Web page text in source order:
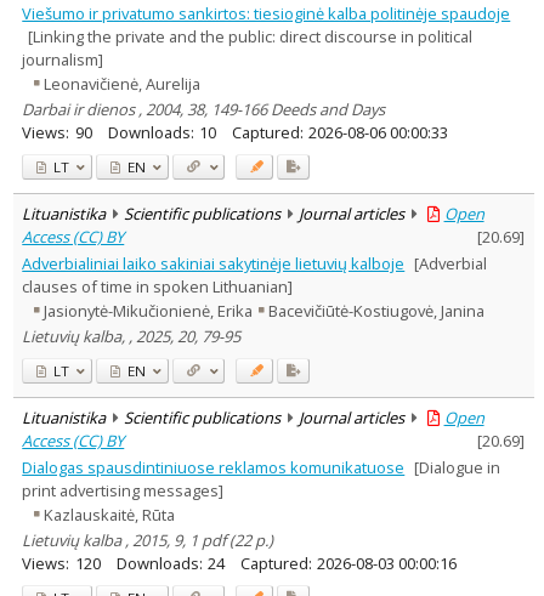
Viešumo ir privatumo sankirtos: tiesioginė kalba politinėje spaudoje
[Linking the private and the public: direct discourse in political
journalism]
Leonavičienė, Aurelija
Darbai ir dienos , 2004, 38, 149-166 Deeds and Days
Views: 90 Downloads: 10 Captured: 2026-08-06 00:00:33
LT EN
Lituanistika Scientific publications Journal articles
Open
Access (CC) BY
[20.69]
Adverbialiniai laiko sakiniai sakytinėje lietuvių kalboje [Adverbial
clauses of time in spoken Lithuanian]
Jasionytė-Mikučionienė, Erika
Bacevičiūtė-Kostiugovė, Janina
Lietuvių kalba, , 2025, 20, 79-95
LT EN
Lituanistika Scientific publications Journal articles
Open
Access (CC) BY
[20.69]
Dialogas spausdintiniuose reklamos komunikatuose [Dialogue in
print advertising messages]
Kazlauskaitė, Rūta
Lietuvių kalba , 2015, 9, 1 pdf (22 p.)
Views: 120 Downloads: 24 Captured: 2026-08-03 00:00:16